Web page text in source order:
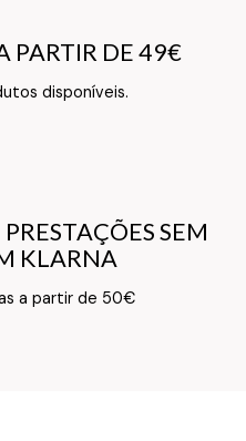
PARTIR DE 49€
disponíveis.
PARTIR DE 49€
de Informação
SEM
KLARNA
a partir de 50€
SEM
KLARNA
de Informação